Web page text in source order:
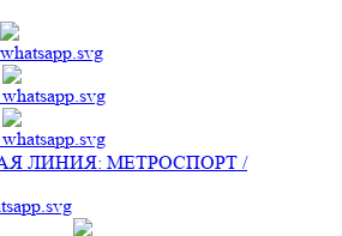
ЛИНИЯ: МЕТРОСПОРТ /